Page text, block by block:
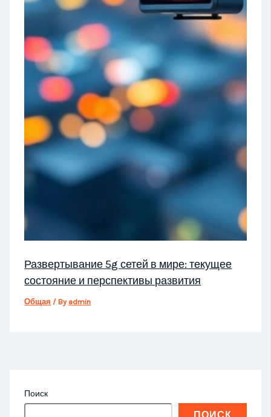
Развертывание 5g сетей в мире: текущее
состояние и перспективы развития
Общая / By admin
Поиск